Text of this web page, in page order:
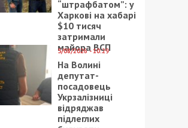
“штрафбатом”: у
Харкові на хабарі
$10 тисяч
затримали
майора ВСП
5/08/2026 - 10:29
На Волині
депутат-
посадовець
Укрзалізниці
відряджав
підлеглих